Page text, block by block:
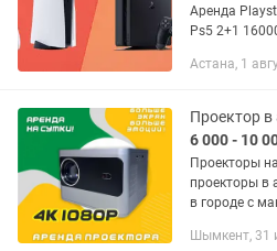
Аренда
Ps5 2+1 16000 Предоставим
заказе
Астана, 1
Проектор в
6 000 - 10
Проекторы
проекторы в
в городе с
любимые
Шымкент, 31